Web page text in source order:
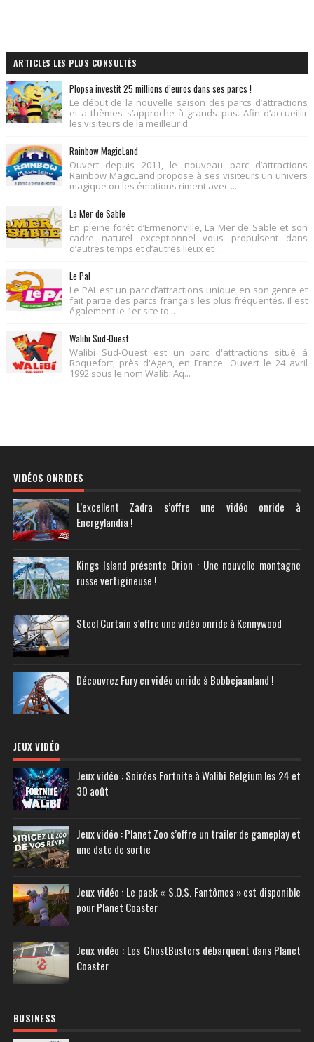
ARTICLES LES PLUS CONSULTÉS
Plopsa investit 25 millions d’euros dans ses parcs !
Le début de la nouvelle saison des parcs d’attractions
et a thèmes s’approche à grands pas. Afin d’accueillir
les visiteurs de la meilleur d...
Rainbow MagicLand
Ouvert depuis 2011, le nouveau parc d’attractions
Rainbow MagicLand propose à ses visiteurs un univers
magique ou les émotions riment avec ...
La Mer de Sable
En pleine forêt d’Ermenonville, La Mer de Sable et son
cadre naturel exceptionnel vous propulsent dans
d’autres temps et d’autres lieux et ...
Le Pal
Le PAL est un parc d’attractions unique en son genre et
fait partie des parcs français les plus fréquentés. Il est
également le 1er site to...
Walibi Sud-Ouest
Walibi Sud-Ouest est un parc d'attractions situé à
Roquefort, près d'Agen, en France. Ouvert le 24 avril
1992 sous le nom Walibi Aq...
VIDÉOS ONRIDES
L’excellent Zadra s’offre une vidéo onride à
Energylandia !
Kings Island présente Orion : Une nouvelle montagne
russe vertigineuse !
Steel Curtain s’offre une vidéo onride à Kennywood
Découvrez Fury en vidéo onride à Bobbejaanland !
JEUX VIDÉO
Jeux vidéo : Soirées Fortnite à Walibi Belgium les 24 et
30 août
Jeux vidéo : Planet Zoo s’offre un trailer de gameplay et
une date de sortie
Jeux vidéo : Le pack « S.O.S. Fantômes » est disponible
pour Planet Coaster
Jeux vidéo : Les GhostBusters débarquent dans Planet
Coaster
BUSINESS